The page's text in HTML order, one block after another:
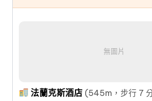
無圖片
法蘭克斯酒店 (545m，步行 7